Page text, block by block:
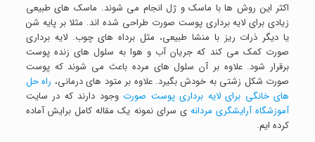
اکثر این روش ها با ماسک و ژل انجام می شوند. ماسک های طبیعی
زیادی برای لایه برداری پوست صورت طراحی شده اند. مثلا بر پایه شن
یا دیگر ذرات ریز با منشا طبیعی، مثل برداه های چوب. لایه برداری
صورت کمک می کند که جریان آب و هوا به سلول های زنده پوست
برقرار شود. علاوه بر آن سلول های مرده باعث می شوند که پوست
صورت شکل زشتی به خودش بگیرد. علاوه بر متود های درمانی، راه حل
های خانگی برای لایه برداری پوست صورت وجود دارند که در سایت
آموزشگاه آرایشگری مردانه ی سرای نمونه یک مقاله کامل برایش آماده
کرده ایم.